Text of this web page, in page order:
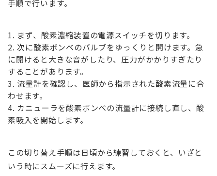
手順で行います。
まず、酸素濃縮装置の電源スイッチを切ります。
次に酸素ボンベのバルブをゆっくりと開けます。急
に開けると大きな音がしたり、圧力がかかりすぎたり
することがあります。
流量計を確認し、医師から指示された酸素流量に合
わせます。
カニューラを酸素ボンベの流量計に接続し直し、酸
素吸入を開始します。
この切り替え手順は日頃から練習しておくと、いざと
いう時にスムーズに行えます。